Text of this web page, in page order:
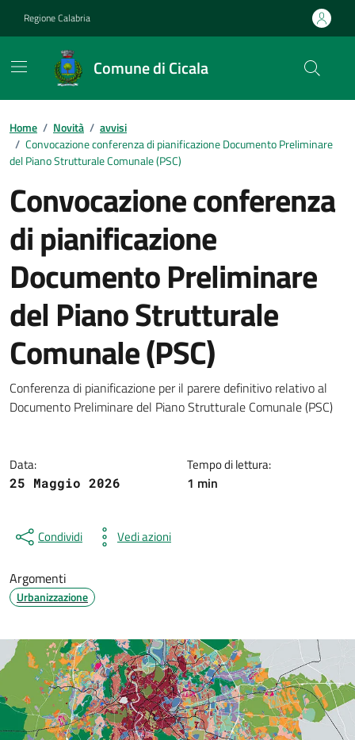
Regione Calabria
Comune di Cicala
Home / Novità / avvisi
/ Convocazione conferenza di pianificazione Documento Preliminare
del Piano Strutturale Comunale (PSC)
Convocazione conferenza
di pianificazione
Documento Preliminare
del Piano Strutturale
Comunale (PSC)
Dettagli della notizia
Conferenza di pianificazione per il parere definitivo relativo al
Documento Preliminare del Piano Strutturale Comunale (PSC)
Data:
25 Maggio 2026
Tempo di lettura:
1 min
Condividi Vedi azioni
Argomenti
Urbanizzazione